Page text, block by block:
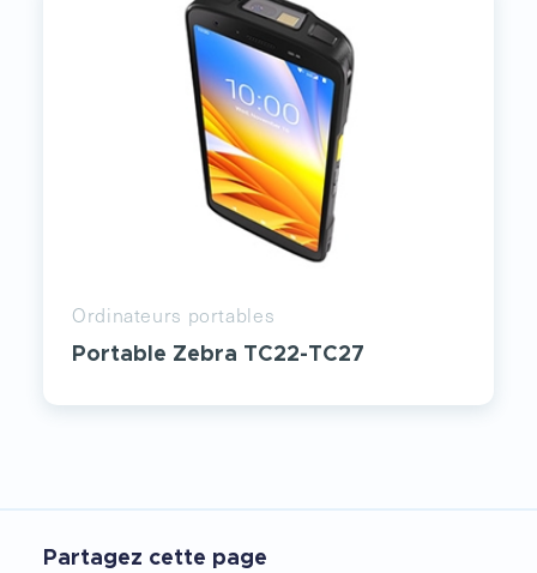
Ordinateurs portables
Portable Zebra TC22-TC27
Partagez cette page